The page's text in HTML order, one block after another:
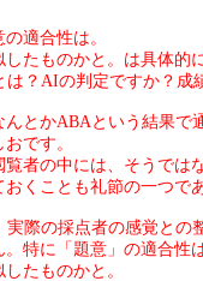
適合性は。
たものかと。は具体的
は？AIの判定ですか？成
んとかABAという結果で
です。
覧者の中には、そうでは
くことも礼節の一つで
際の採点者の感覚との
特に「題意」の適合性
たものかと。